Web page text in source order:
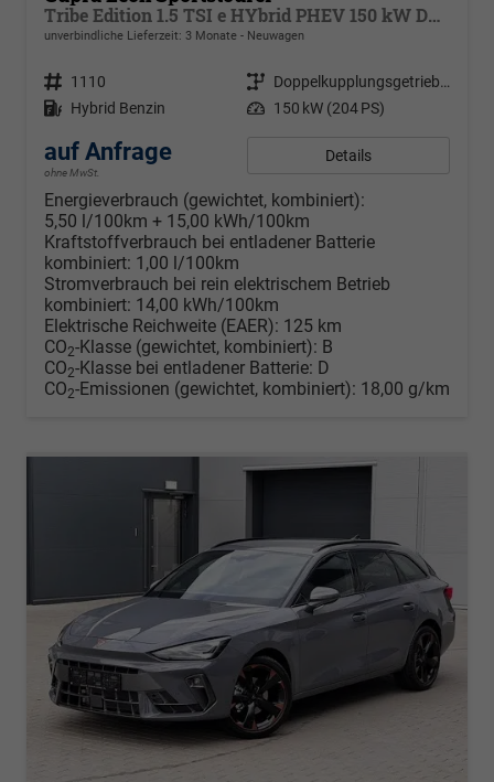
Tribe Edition 1.5 TSI e HYbrid PHEV 150 kW DSG 6, Sportschalensitze beheizbar, elektrisch einstellbar, DCC Fahrwerk, 19 Zoll Alufelgen ,Cupra Seitenschweller, Klimaautomatik 3 Zonen,
unverbindliche Lieferzeit: 3 Monate Neuwagen
Fahrzeugnr. 1110 Getriebe
Doppelkupplungsgetriebe (DSG)
Kraftstoff Hybrid Benzin Leistung 150 kW (204 PS)
auf Anfrage
ohne MwSt.
Details
Energieverbrauch (gewichtet, kombiniert):
5,50 l/100km + 15,00 kWh/100km
Kraftstoffverbrauch bei entladener Batterie
kombiniert: 1,00 l/100km
Stromverbrauch bei rein elektrischem Betrieb
kombiniert: 14,00 kWh/100km
Elektrische Reichweite (EAER): 125 km
CO2-Klasse (gewichtet, kombiniert): B
CO2-Klasse bei entladener Batterie: D
CO2-Emissionen (gewichtet, kombiniert): 18,00 g/km